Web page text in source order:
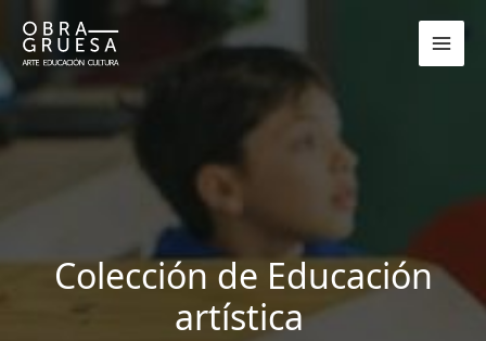
contenido
Colección de Educación
artística